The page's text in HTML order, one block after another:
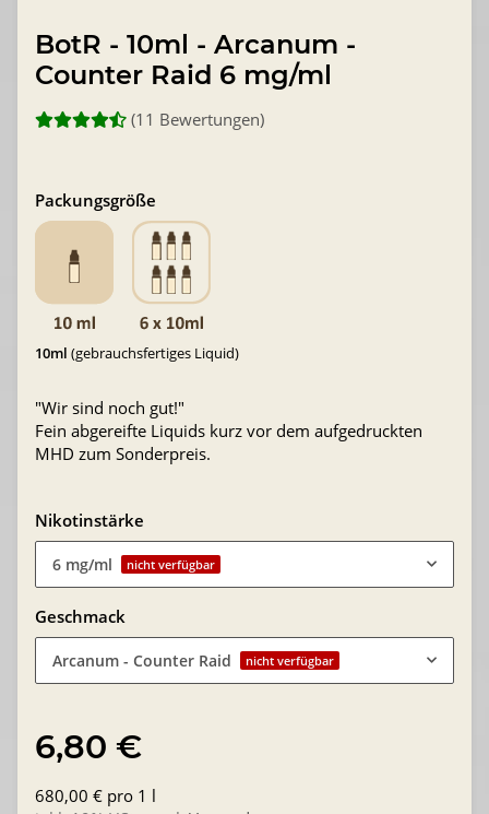
BotR - 10ml - Arcanum -
Counter Raid 6 mg/ml
(11 Bewertungen)
Packungsgröße
10ml (gebrauchsfertiges Liquid)
"Wir sind noch gut!"
Fein abgereifte Liquids kurz vor dem aufgedruckten
MHD zum Sonderpreis.
Nikotinstärke
6 mg/ml nicht verfügbar
Geschmack
Arcanum - Counter Raid nicht verfügbar
6,80 €
680,00 € pro 1 l